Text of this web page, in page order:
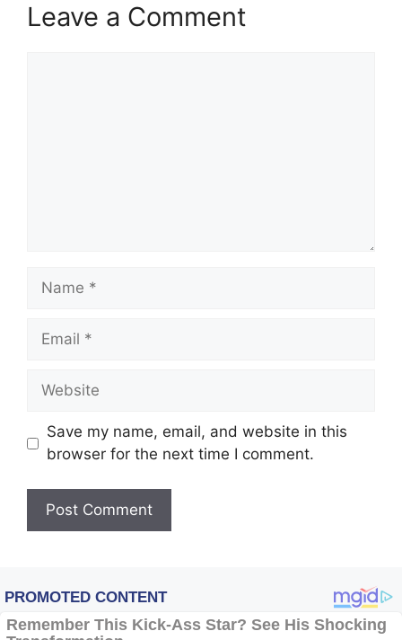
Leave a Comment
Name
Email
Website
Save my name, email, and website in this
browser for the next time I comment.